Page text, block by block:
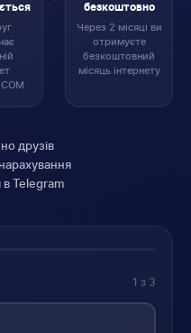
безкоштовно
Через 2 місяці ви
отримуєте
безкоштовний
місяць інтернету
друзів
Telegram
1 з 3